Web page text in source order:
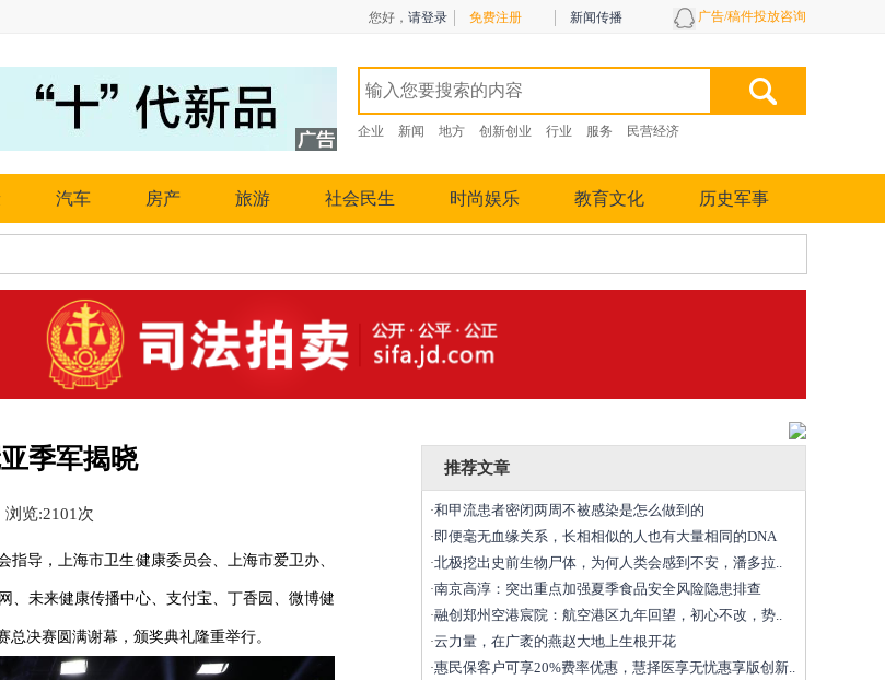
您好， 请登录 免费注册 新闻传播 广告/稿件投放咨询
企业 新闻 地方 创新创业 行业 服务 民营经济
汽车 房产 旅游 社会民生 时尚娱乐 教育文化 历史军事
季军揭晓
浏览:2101 次
指导，上海市卫生健康委员会、上海市爱卫办、
、未来健康传播中心、支付宝、丁香园、微博健
决赛圆满谢幕，颁奖典礼隆重举行。
推荐文章
·和甲流患者密闭两周不被感染是怎么做到的
·即便毫无血缘关系，长相相似的人也有大量相同的DNA
·北极挖出史前生物尸体，为何人类会感到不安，潘多拉..
·南京高淳：突出重点加强夏季食品安全风险隐患排查
·融创郑州空港宸院：航空港区九年回望，初心不改，势..
·云力量，在广袤的燕赵大地上生根开花
·惠民保客户可享20%费率优惠，慧择医享无忧惠享版创新..